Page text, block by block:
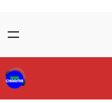
para
o
conteúdo
to
content